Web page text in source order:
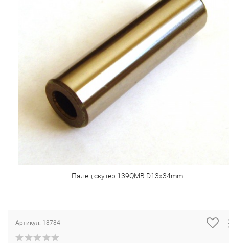
Палец скутер 139QMB D13х34mm
Артикул: 18784